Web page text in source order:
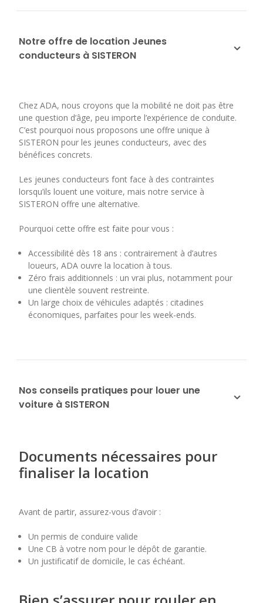
Notre offre de location Jeunes
conducteurs à SISTERON
Chez ADA, nous croyons que la mobilité ne doit pas être
une question d’âge, peu importe l’expérience de conduite.
C’est pourquoi nous proposons une offre unique à
SISTERON pour les jeunes conducteurs, avec des
bénéfices concrets.
Les jeunes conducteurs font face à des contraintes
lorsqu’ils louent une voiture, mais notre service à
SISTERON offre une alternative.
Pourquoi cette offre est faite pour vous :
Accessibilité dès 18 ans : contrairement à d’autres
loueurs, ADA ouvre la location à tous.
Zéro frais additionnels : un vrai plus, notamment pour
une clientèle souvent restreinte.
Un large choix de véhicules adaptés : citadines
économiques, parfaites pour les week-ends.
Nos conseils pratiques pour louer une
voiture à SISTERON
Documents nécessaires pour
finaliser la location
Avant de partir, assurez-vous d’avoir :
Un permis de conduire valide
Une CB à votre nom pour le dépôt de garantie.
Un justificatif de domicile, le cas échéant.